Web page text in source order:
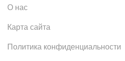
О нас
Карта сайта
Политика конфиденциальности